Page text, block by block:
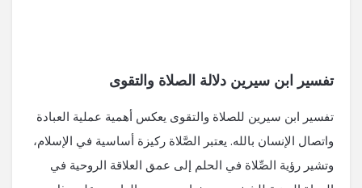
تفسير ابن سيرين دلالة الصلاة والتقوى
تفسير ابن سيرين للصلاة والتقوى يعكس أهمية عملية العبادة
واتصال الإنسان بالله. يعتبر الصَّلاة ركيزة أساسية في الإسلام،
وتشير رؤية الصِّلاة في الحلم إلى عمق العلاقة الروحية في